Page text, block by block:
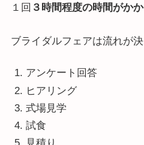
１回 ３時間程度の時間がかか
ブライダルフェアは流れが決
アンケート回答
ヒアリング
式場見学
試食